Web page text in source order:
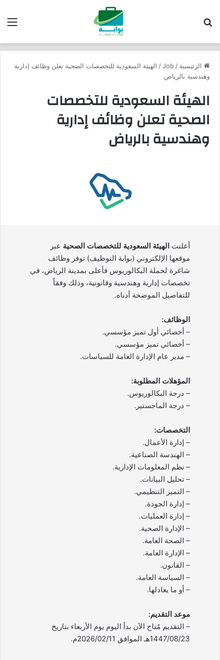
الرئيسية /
Job
/ الهيئة السعودية للتخصصات الصحية تعلن وظائف إدارية
وهندسية بالرياض
الهيئة السعودية للتخصصات
الصحية تعلن وظائف إدارية
وهندسية بالرياض
أعلنت الهيئة السعودية للتخصصات الصحية عبر
موقعها الإلكتروني (بوابة التوظيف) توفر وظائف
شاغرة لحملة البكالوريوس فأعلى بمدينة الرياض، في
تخصصات إدارية وهندسية وقانونية، وذلك وفقاً
للتفاصيل الموضحة أدناه.
الوظائف:
– أخصائي أول تميز مؤسسي.
– أخصائي تميز مؤسسي.
– مدير عام الإدارة العامة للسياسات.
المؤهلات المطلوبة:
– درجة البكالوريوس.
– درجة الماجستير.
التخصصات:
– إدارة الأعمال.
– الهندسة الصناعية.
– نظم المعلومات الإدارية.
– تحليل البيانات.
– التميز التنظيمي.
– إدارة الجودة.
– إدارة العمليات.
– الإدارة الصحية.
– الصحة العامة.
– الإدارة العامة.
– القانون.
– السياسة العامة.
– أو ما يعادلها.
موعد التقديم:
– التقديم مُتاح الآن بدأ اليوم يوم الأربعاء بتاريخ
1447/08/23هـ الموافق 2026/02/11م.